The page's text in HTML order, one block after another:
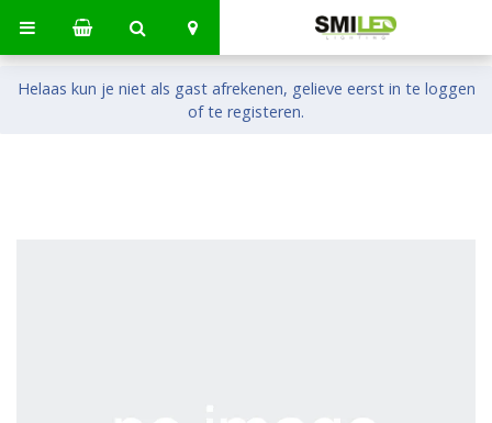
Helaas kun je niet als gast afrekenen, gelieve eerst in te loggen
of te registeren.